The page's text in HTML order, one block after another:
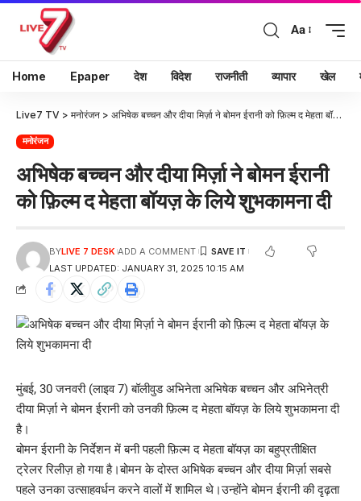
Aa
Home Epaper देश विदेश राजनीती व्यापार खेल
Live7 TV > मनोरंजन > अभिषेक बच्चन और दीया मिर्ज़ा ने बोमन ईरानी को फ़िल्म द मेहता बॉयज़ के लिये शुभकामना दी
मनोरंजन
अभिषेक बच्चन और दीया मिर्ज़ा ने बोमन ईरानी
को फ़िल्म द मेहता बॉयज़ के लिये शुभकामना दी
LAST UPDATED: JANUARY 31, 2025 10:15 AM
BYLIVE 7 DESK ADD A COMMENT
मुंबई, 30 जनवरी (लाइव 7) बॉलीवुड अभिनेता अभिषेक बच्चन और अभिनेत्री
दीया मिर्ज़ा ने बोमन ईरानी को उनकी फ़िल्म द मेहता बॉयज़ के लिये शुभकामना दी
है।
बोमन ईरानी के निर्देशन में बनी पहली फ़िल्म द मेहता बॉयज़ का बहुप्रतीक्षित
ट्रेलर रिलीज़ हो गया है।बोमन के दोस्त अभिषेक बच्चन और दीया मिर्ज़ा सबसे
पहले उनका उत्साहवर्धन करने वालों में शामिल थे।उन्होंने बोमन ईरानी की दृढ़ता